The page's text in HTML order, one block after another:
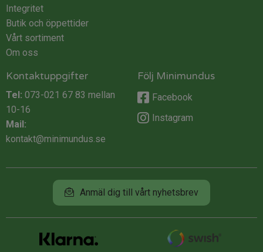
Integritet
Butik och öppettider
Vårt sortiment
Om oss
Kontaktuppgifter
Tel: 073-021 67 83 mellan
10-16
Mail:
kontakt@minimundus.se
Följ Minimundus
Facebook
Instagram
Anmäl dig till vårt nyhetsbrev